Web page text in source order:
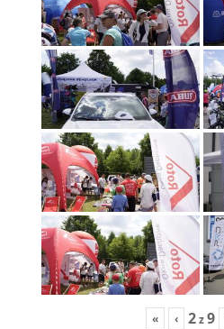
« ‹ 2z9